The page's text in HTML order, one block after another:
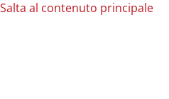
Salta al contenuto principale